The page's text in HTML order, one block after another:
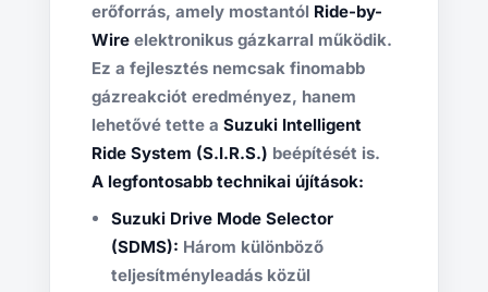
erőforrás, amely mostantól Ride-by-
Wireelektronikus gázkarral működik.
Ez a fejlesztés nemcsak finomabb
gázreakciót eredményez, hanem
lehetővé tette a Suzuki Intelligent
Ride System (S.I.R.S.) beépítését is.
A legfontosabb technikai újítások:
Suzuki Drive Mode Selector
(SDMS): Három különböző
teljesítményleadás közül